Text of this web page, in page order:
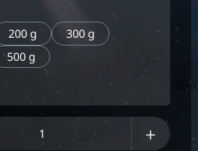
200 g
300 g
500 g
Gib den gewünschten